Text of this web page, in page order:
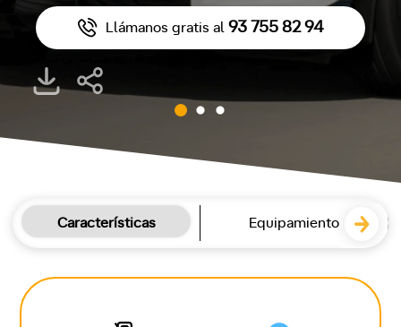
Llámanos gratis al 93 755 82 94
Características Equipamiento